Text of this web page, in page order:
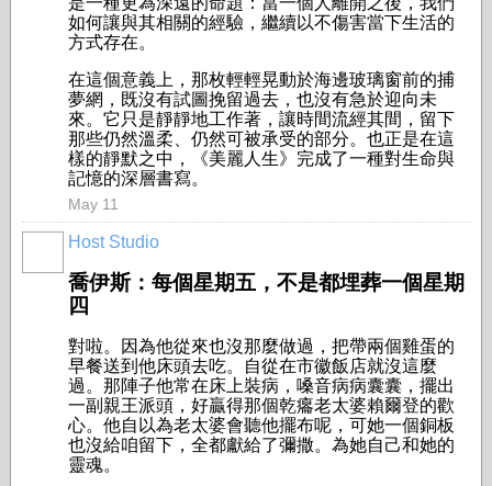
如何讓與其相關的經驗，繼續以不傷害當下生活的
方式存在。
在這個意義上，那枚輕輕晃動於海邊玻璃窗前的捕
夢網，既沒有試圖挽留過去，也沒有急於迎向未
來。它只是靜靜地工作著，讓時間流經其間，留下
那些仍然溫柔、仍然可被承受的部分。也正是在這
樣的靜默之中，《美麗人生》完成了一種對生命與
記憶的深層書寫。
May 11
Host Studio
喬伊斯：每個星期五，不是都埋葬一個星期
四
對啦。因為他從來也沒那麼做過，把帶兩個雞蛋的
早餐送到他床頭去吃。自從在市徽飯店就沒這麼
過。那陣子他常在床上裝病，嗓音病病囊囊，擺出
一副親王派頭，好贏得那個乾癟老太婆賴爾登的歡
心。他自以為老太婆會聽他擺布呢，可她一個銅板
也沒給咱留下，全都獻給了彌撒。為她自己和她的
靈魂。